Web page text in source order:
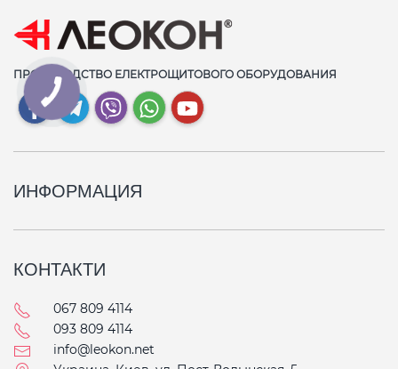
ПРОИЗВОДСТВО ЕЛЕКТРОЩИТОВОГО ОБОРУДОВАНИЯ
ИНФОРМАЦИЯ
КОНТАКТИ
067 809 4114
093 809 4114
info@leokon.net